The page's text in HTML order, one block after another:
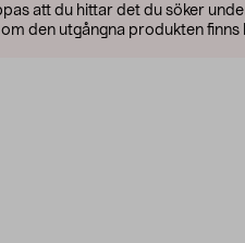
att du hittar det du söker
den utgångna produkten finns